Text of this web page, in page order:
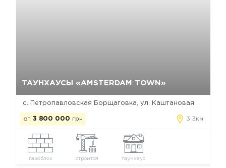
ТАУНХАУСЫ «AMSTERDAM TOWN»
с. Петропавловская Борщаговка, ул. Каштановая
от 3 800 000 грн 3.3км
газоблок строится таунхаус